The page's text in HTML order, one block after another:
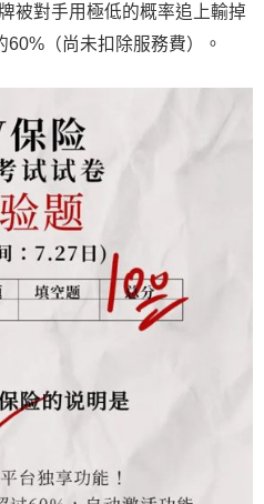
被對手用極低的概率追上輸掉
（尚未扣除服務費）。